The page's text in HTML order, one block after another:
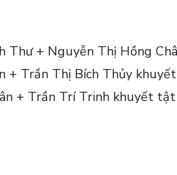
Thư + Nguyễn Thị Hồng
+ Trần Thị Bích Thủy
+ Trần Trí Trinh khuyết